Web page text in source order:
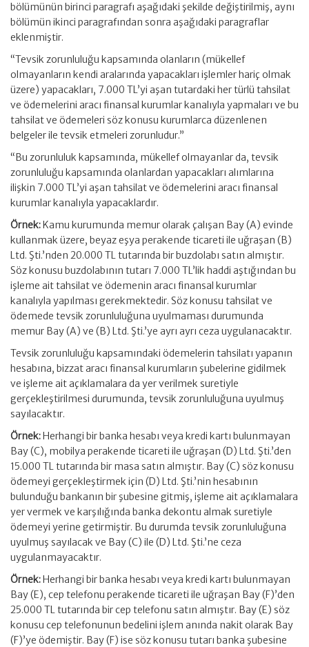
bölümünün birinci paragrafı aşağıdaki şekilde değiştirilmiş, aynı
bölümün ikinci paragrafından sonra aşağıdaki paragraflar
eklenmiştir.
“Tevsik zorunluluğu kapsamında olanların (mükellef
olmayanların kendi aralarında yapacakları işlemler hariç olmak
üzere) yapacakları, 7.000 TL’yi aşan tutardaki her türlü tahsilat
ve ödemelerini aracı finansal kurumlar kanalıyla yapmaları ve bu
tahsilat ve ödemeleri söz konusu kurumlarca düzenlenen
belgeler ile tevsik etmeleri zorunludur.”
“Bu zorunluluk kapsamında, mükellef olmayanlar da, tevsik
zorunluluğu kapsamında olanlardan yapacakları alımlarına
ilişkin 7.000 TL’yi aşan tahsilat ve ödemelerini aracı finansal
kurumlar kanalıyla yapacaklardır.
Örnek:Kamu kurumunda memur olarak çalışan Bay (A) evinde
kullanmak üzere, beyaz eşya perakende ticareti ile uğraşan (B)
Ltd. Şti.’nden 20.000 TL tutarında bir buzdolabı satın almıştır.
Söz konusu buzdolabının tutarı 7.000 TL’lik haddi aştığından bu
işleme ait tahsilat ve ödemenin aracı finansal kurumlar
kanalıyla yapılması gerekmektedir. Söz konusu tahsilat ve
ödemede tevsik zorunluluğuna uyulmaması durumunda
memur Bay (A) ve (B) Ltd. Şti.’ye ayrı ayrı ceza uygulanacaktır.
Tevsik zorunluluğu kapsamındaki ödemelerin tahsilatı yapanın
hesabına, bizzat aracı finansal kurumların şubelerine gidilmek
ve işleme ait açıklamalara da yer verilmek suretiyle
gerçekleştirilmesi durumunda, tevsik zorunluluğuna uyulmuş
sayılacaktır.
Örnek:Herhangi bir banka hesabı veya kredi kartı bulunmayan
Bay (C), mobilya perakende ticareti ile uğraşan (D) Ltd. Şti.’den
15.000 TL tutarında bir masa satın almıştır. Bay (C) söz konusu
ödemeyi gerçekleştirmek için (D) Ltd. Şti.’nin hesabının
bulunduğu bankanın bir şubesine gitmiş, işleme ait açıklamalara
yer vermek ve karşılığında banka dekontu almak suretiyle
ödemeyi yerine getirmiştir. Bu durumda tevsik zorunluluğuna
uyulmuş sayılacak ve Bay (C) ile (D) Ltd. Şti.’ne ceza
uygulanmayacaktır.
Örnek:Herhangi bir banka hesabı veya kredi kartı bulunmayan
Bay (E), cep telefonu perakende ticareti ile uğraşan Bay (F)’den
25.000 TL tutarında bir cep telefonu satın almıştır. Bay (E) söz
konusu cep telefonunun bedelini işlem anında nakit olarak Bay
(F)’ye ödemiştir. Bay (F) ise söz konusu tutarı banka şubesine